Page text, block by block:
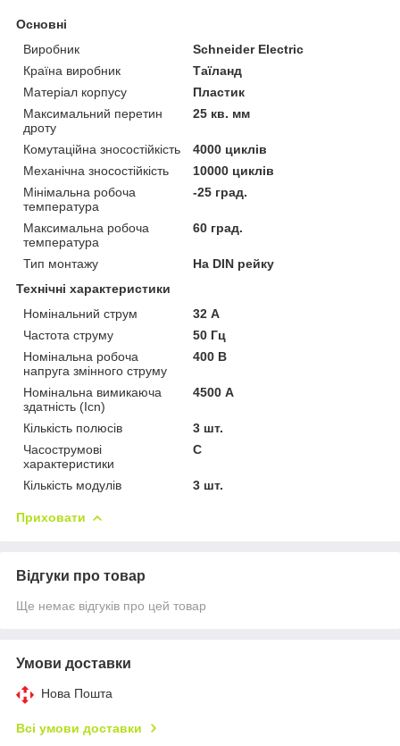
Основні
Виробник
Schneider Electric
Країна виробник
Таїланд
Матеріал корпусу
Пластик
Максимальний перетин
дроту
25 кв. мм
Комутаційна зносостійкість
4000 циклів
Механічна зносостійкість
10000 циклів
Мінімальна робоча
температура
-25 град.
Максимальна робоча
температура
60 град.
Тип монтажу
На DIN рейку
Технічні характеристики
Номінальний струм
32 А
Частота струму
50 Гц
Номінальна робоча
напруга змінного струму
400 В
Номінальна вимикаюча
здатність (Icn)
4500 А
Кількість полюсів
3 шт.
Часострумові
характеристики
C
Кількість модулів 3 шт.
Приховати
Відгуки про товар
Ще немає відгуків про цей товар
Умови доставки
Нова Пошта
Всі умови доставки